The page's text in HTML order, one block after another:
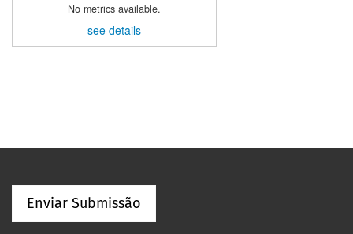
No metrics available.
see details
Enviar Submissão